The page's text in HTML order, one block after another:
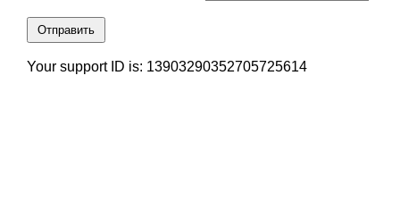
Отправить
Your support ID is: 13903290352705725614